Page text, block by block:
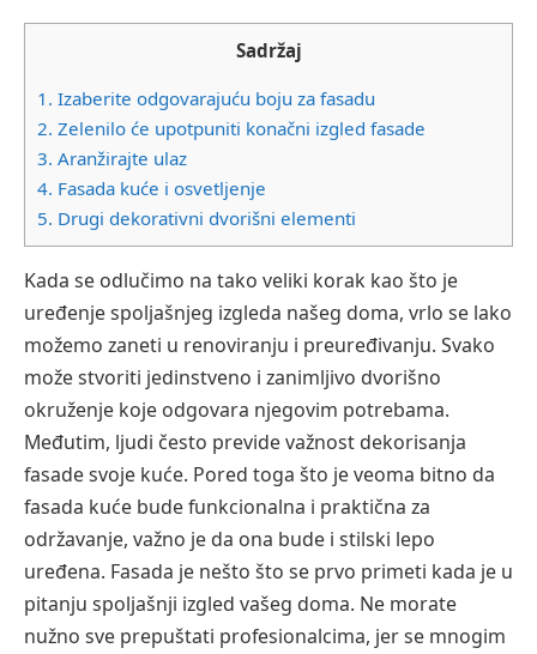
Sadržaj
1. Izaberite odgovarajuću boju za fasadu
2. Zelenilo će upotpuniti konačni izgled fasade
3. Aranžirajte ulaz
4. Fasada kuće i osvetljenje
5. Drugi dekorativni dvorišni elementi
Kada se odlučimo na tako veliki korak kao što je
uređenje spoljašnjeg izgleda našeg doma, vrlo se lako
možemo zaneti u renoviranju i preuređivanju. Svako
može stvoriti jedinstveno i zanimljivo dvorišno
okruženje koje odgovara njegovim potrebama.
Međutim, ljudi često previde važnost dekorisanja
fasade svoje kuće. Pored toga što je veoma bitno da
fasada kuće bude funkcionalna i praktična za
održavanje, važno je da ona bude i stilski lepo
uređena. Fasada je nešto što se prvo primeti kada je u
pitanju spoljašnji izgled vašeg doma. Ne morate
nužno sve prepuštati profesionalcima, jer se mnogim